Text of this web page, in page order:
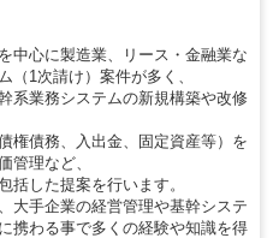
中心に製造業、リース・金融業な
（1次請け）案件が多く、
系業務システムの新規構築や改修
権債務、入出金、固定資産等）を
管理など、
括した提案を行います。
大手企業の経営管理や基幹システ
携わる事で多くの経験や知識を得